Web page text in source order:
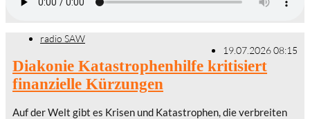
radio SAW
19.07.2026 08:15
Diakonie Katastrophenhilfe kritisiert
finanzielle Kürzungen
Auf der Welt gibt es Krisen und Katastrophen, die verbreiten